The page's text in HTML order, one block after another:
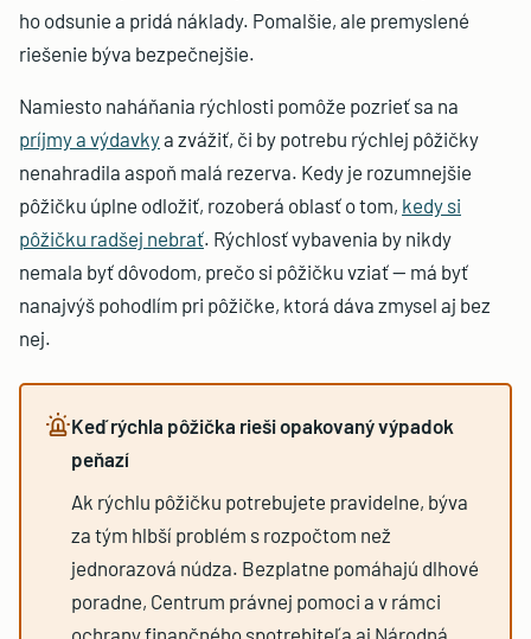
ho odsunie a pridá náklady. Pomalšie, ale premyslené
riešenie býva bezpečnejšie.
Namiesto naháňania rýchlosti pomôže pozrieť sa na
príjmy a výdavkya zvážiť, či by potrebu rýchlej pôžičky
nenahradila aspoň malá rezerva. Kedy je rozumnejšie
pôžičku úplne odložiť, rozoberá oblasť o tom, kedy si
pôžičku radšej nebrať. Rýchlosť vybavenia by nikdy
nemala byť dôvodom, prečo si pôžičku vziať — má byť
nanajvýš pohodlím pri pôžičke, ktorá dáva zmysel aj bez
nej.
Keď rýchla pôžička rieši opakovaný výpadok
peňazí
Ak rýchlu pôžičku potrebujete pravidelne, býva
za tým hlbší problém s rozpočtom než
jednorazová núdza. Bezplatne pomáhajú dlhové
poradne, Centrum právnej pomoci a v rámci
ochrany finančného spotrebiteľa aj Národná